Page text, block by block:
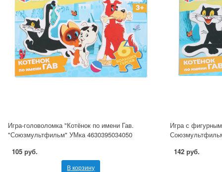
Игра-головоломка "Котёнок по имени Гав.
"Союзмультфильм" УМка 4630395034050
105 руб.
В корзину
Игра с
142 руб.